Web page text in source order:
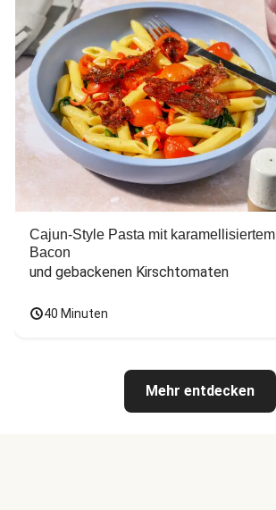
Cajun-Style Pasta mit karamellisiertem
Bacon
und gebackenen Kirschtomaten
40 Minuten
Mehr entdecken